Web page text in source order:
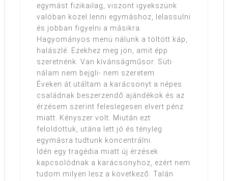
egymást fizikailag, viszont igyekszünk
valóban közel lenni egymáshoz, lelassulni
és jobban figyelni a másikra.
Hagyományos menü nálunk a töltött káp,
halászlé. Ezekhez meg jön, amit épp
szeretnénk. Van kívánságműsor. Süti
nálam nem bejgli- nem szeretem.
Éveken át utáltam a karácsonyt a népes
családnak beszerzendő ajándékok és az
érzésem szerint feleslegesen elvert pénz
miatt. Kényszer volt. Miután ezt
feloldottuk, utána lett jó és tényleg
egymásra tudtunk koncentrálni.
Idén egy tragédia miatt új érzések
kapcsolódnak a karácsonyhoz, ezért nem
tudom milyen lesz a következő. Talán